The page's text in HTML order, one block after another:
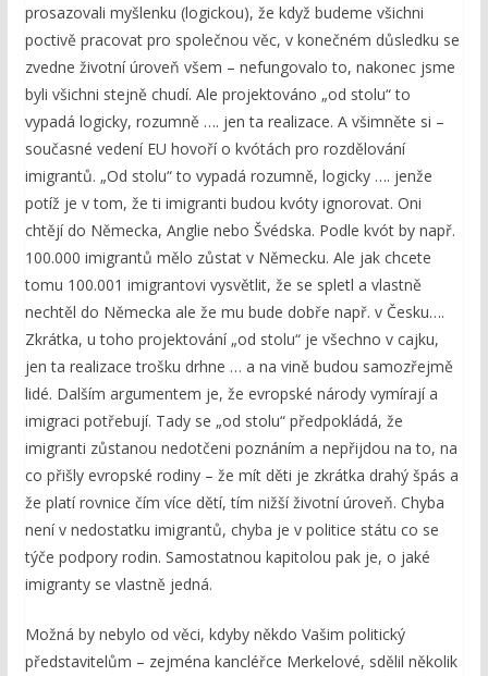
prosazovali myšlenku (logickou), že když budeme všichni
poctivě pracovat pro společnou věc, v konečném důsledku se
zvedne životní úroveň všem – nefungovalo to, nakonec jsme
byli všichni stejně chudí. Ale projektováno „od stolu“ to
vypadá logicky, rozumně …. jen ta realizace. A všimněte si –
současné vedení EU hovoří o kvótách pro rozdělování
imigrantů. „Od stolu“ to vypadá rozumně, logicky …. jenže
potíž je v tom, že ti imigranti budou kvóty ignorovat. Oni
chtějí do Německa, Anglie nebo Švédska. Podle kvót by např.
100.000 imigrantů mělo zůstat v Německu. Ale jak chcete
tomu 100.001 imigrantovi vysvětlit, že se spletl a vlastně
nechtěl do Německa ale že mu bude dobře např. v Česku….
Zkrátka, u toho projektování „od stolu“ je všechno v cajku,
jen ta realizace trošku drhne … a na vině budou samozřejmě
lidé. Dalším argumentem je, že evropské národy vymírají a
imigraci potřebují. Tady se „od stolu“ předpokládá, že
imigranti zůstanou nedotčeni poznáním a nepřijdou na to, na
co přišly evropské rodiny – že mít děti je zkrátka drahý špás a
že platí rovnice čím více dětí, tím nižší životní úroveň. Chyba
není v nedostatku imigrantů, chyba je v politice státu co se
týče podpory rodin. Samostatnou kapitolou pak je, o jaké
imigranty se vlastně jedná.
Možná by nebylo od věci, kdyby někdo Vašim politický
představitelům – zejména kancléřce Merkelové, sdělil několik